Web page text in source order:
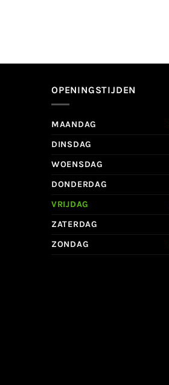
OPENINGSTIJDEN
MAANDAG
DINSDAG
WOENSDAG
DONDERDAG
VRIJDAG
ZATERDAG
ZONDAG